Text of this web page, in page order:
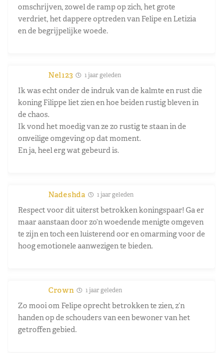
omschrijven, zowel de ramp op zich, het grote
verdriet, het dappere optreden van Felipe en Letizia
en de begrijpelijke woede.
Nel123 1 jaar geleden
Ik was echt onder de indruk van de kalmte en rust die
koning Filippe liet zien en hoe beiden rustig bleven in
de chaos.
Ik vond het moedig van ze zo rustig te staan in de
onveilige omgeving op dat moment.
En ja, heel erg wat gebeurd is.
Nadeshda 1 jaar geleden
Respect voor dit uiterst betrokken koningspaar! Ga er
maar aanstaan door zo’n woedende menigte omgeven
te zijn en toch een luisterend oor en omarming voor de
hoog emotionele aanwezigen te bieden.
Crown 1 jaar geleden
Zo mooi om Felipe oprecht betrokken te zien, z’n
handen op de schouders van een bewoner van het
getroffen gebied.